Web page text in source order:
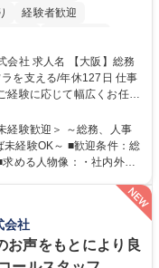
経験者歓迎
社宅あり 食事補助あり
】総務
支える/年休127日 仕事
経験に応じて幅広くお任せ
には事務所勤務ですが、
日帰り・宿泊を伴う国内
いに助け合いながら、総
フラを支える/年休127日
経験歓迎＞ ～総務、人事
経験OK～ ■歓迎条件：総
務領域に興味がありゼネラ
会社
お声をもとにより良